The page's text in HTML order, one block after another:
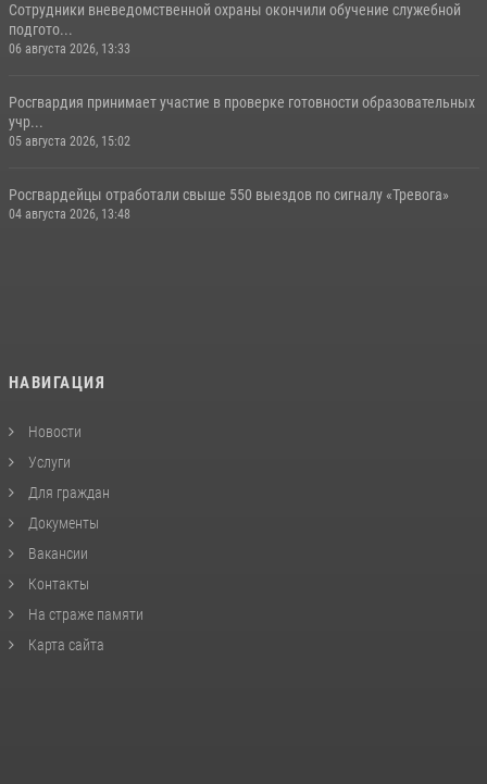
Сотрудники вневедомственной охраны окончили обучение служебной
подгото...
06 августа 2026, 13:33
Росгвардия принимает участие в проверке готовности образовательных
учр...
05 августа 2026, 15:02
Росгвардейцы отработали свыше 550 выездов по сигналу «Тревога»
04 августа 2026, 13:48
НАВИГАЦИЯ
Новости
Услуги
Для граждан
Документы
Вакансии
Контакты
На страже памяти
Карта сайта